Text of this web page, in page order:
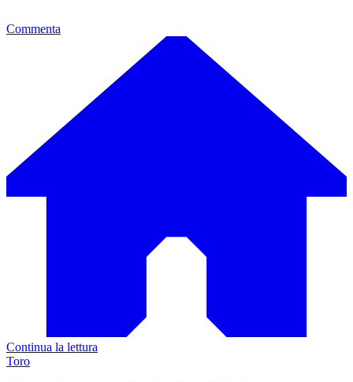
Commenta
Continua la lettura
Toro